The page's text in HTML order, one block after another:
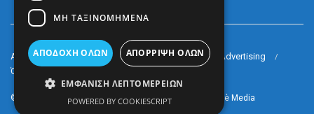
Arkè Media Group Radio Preveza 93
Arkè Advertising
Όροι και Προϋποθέσεις
© 2022 PrevezapostInspired byArkè AdvPartner of Arkè Media
ΜΗ ΤΑΞΙΝΟΜΗΜΈΝΑ
ΑΠΟΔΟΧΉ ΌΛΩΝ ΑΠΌΡΡΙΨΗ ΌΛΩΝ
ΕΜΦΆΝΙΣΗ ΛΕΠΤΟΜΕΡΕΙΏΝ
POWERED BY COOKIESCRIPT